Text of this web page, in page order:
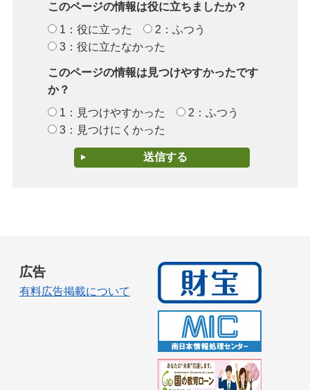
このページの情報は役に立ちましたか？
1：役に立った
2：ふつう
3：役に立たなかった
このページの情報は見つけやすかったです
か？
1：見つけやすかった
2：ふつう
3：見つけにくかった
広告
有料広告掲載について